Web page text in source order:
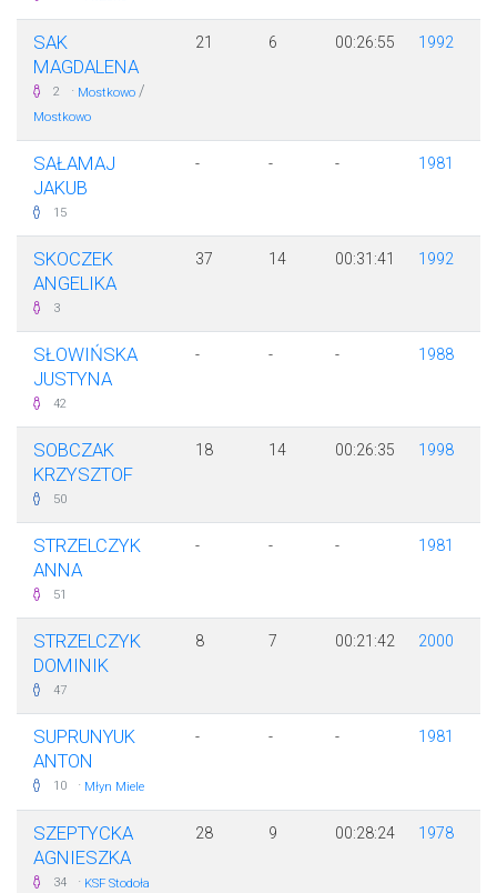
SAK
MAGDALENA
2 · Mostkowo /
Mostkowo
21 6 00:26:55 1992
SAŁAMAJ
JAKUB
15
- - - 1981
SKOCZEK
ANGELIKA
3
37 14 00:31:41 1992
SŁOWIŃSKA
JUSTYNA
42
- - - 1988
SOBCZAK
KRZYSZTOF
50
18 14 00:26:35 1998
STRZELCZYK
ANNA
51
- - - 1981
STRZELCZYK
DOMINIK
47
8 7 00:21:42 2000
SUPRUNYUK
ANTON
10 · Młyn Miele
- - - 1981
SZEPTYCKA
AGNIESZKA
34 · KSF Stodoła
28 9 00:28:24 1978